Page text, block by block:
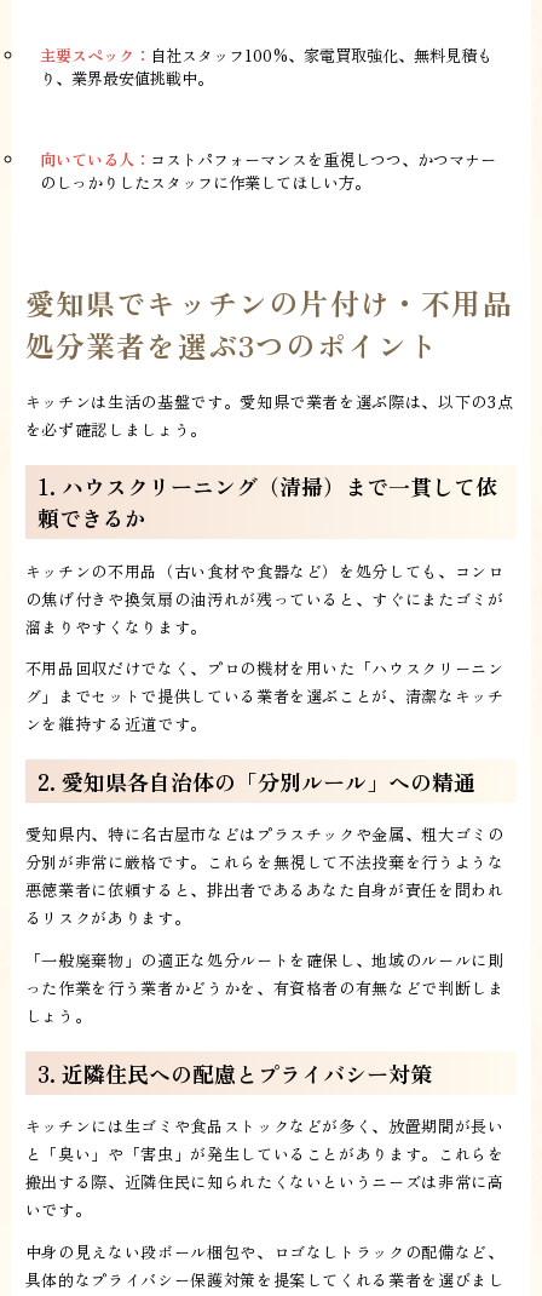
主要スペック： 自社スタッフ100%、家電買取強化、無料見積も
り、業界最安値挑戦中。
向いている人： コストパフォーマンスを重視しつつ、かつマナー
のしっかりしたスタッフに作業してほしい方。
愛知県でキッチンの片付け・不用品
処分業者を選ぶ3つのポイント
キッチンは生活の基盤です。愛知県で業者を選ぶ際は、以下の3点
を必ず確認しましょう。
1. ハウスクリーニング（清掃）まで一貫して依
頼できるか
キッチンの不用品（古い食材や食器など）を処分しても、コンロ
の焦げ付きや換気扇の油汚れが残っていると、すぐにまたゴミが
溜まりやすくなります。
不用品回収だけでなく、プロの機材を用いた「ハウスクリーニン
グ」までセットで提供している業者を選ぶことが、清潔なキッチ
ンを維持する近道です。
2. 愛知県各自治体の「分別ルール」への精通
愛知県内、特に名古屋市などはプラスチックや金属、粗大ゴミの
分別が非常に厳格です。これらを無視して不法投棄を行うような
悪徳業者に依頼すると、排出者であるあなた自身が責任を問われ
るリスクがあります。
「一般廃棄物」の適正な処分ルートを確保し、地域のルールに則
った作業を行う業者かどうかを、有資格者の有無などで判断しま
しょう。
3. 近隣住民への配慮とプライバシー対策
キッチンには生ゴミや食品ストックなどが多く、放置期間が長い
と「臭い」や「害虫」が発生していることがあります。これらを
搬出する際、近隣住民に知られたくないというニーズは非常に高
いです。
中身の見えない段ボール梱包や、ロゴなしトラックの配備など、
具体的なプライバシー保護対策を提案してくれる業者を選びまし